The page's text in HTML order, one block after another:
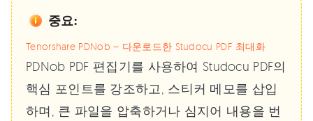
중요:
Tenorshare PDNob – 다운로드한 Studocu PDF 최대화
PDNob PDF 편집기를 사용하여 Studocu PDF의
핵심 포인트를 강조하고, 스티커 메모를 삽입
하며, 큰 파일을 압축하거나 심지어 내용을 번